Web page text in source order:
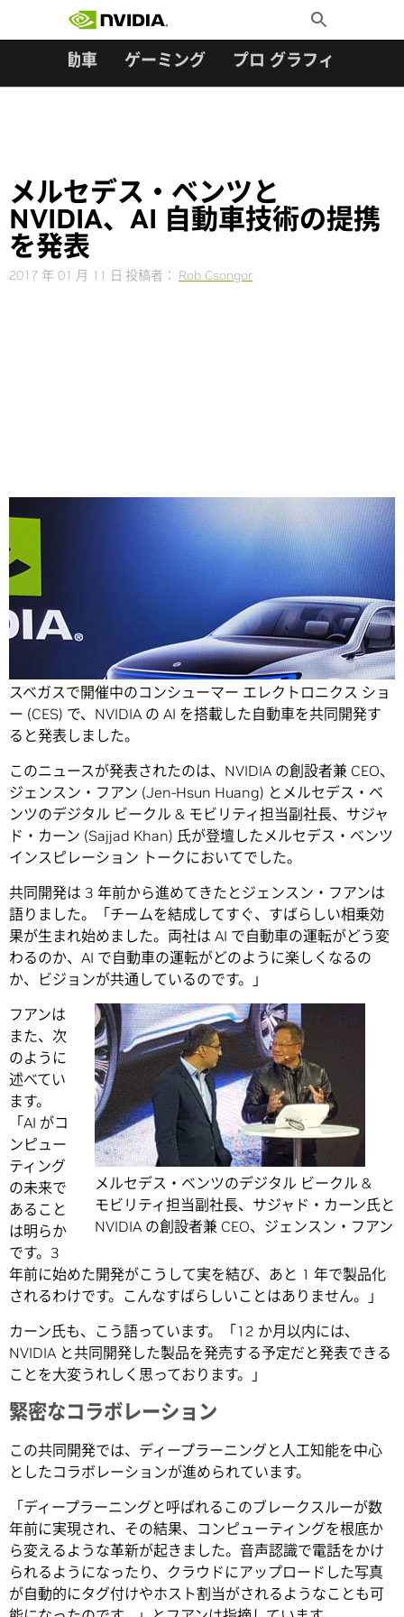
Toggle
Search
自動車 ゲーミング プロ グラフィックス
メルセデス・ベンツと
NVIDIA、AI 自動車技術の提携
を発表
2017 年 01 月 11 日 投稿者： Rob Csongor
Share
メルセデス・ベンツと NVIDIA は、1 月 6 日 (現地時間)、ラ
スベガスで開催中のコンシューマー エレクトロニクス ショ
ー (CES) で、NVIDIA の AI を搭載した自動車を共同開発す
ると発表しました。
このニュースが発表されたのは、NVIDIA の創設者兼 CEO、
ジェンスン・フアン (Jen-Hsun Huang) とメルセデス・ベ
ンツのデジタル ビークル & モビリティ担当副社長、サジャ
ド・カーン (Sajjad Khan) 氏が登壇したメルセデス・ベンツ
インスピレーション トークにおいてでした。
共同開発は 3 年前から進めてきたとジェンスン・フアンは
語りました。「チームを結成してすぐ、すばらしい相乗効
果が生まれ始めました。両社は AI で自動車の運転がどう変
わるのか、AI で自動車の運転がどのように楽しくなるの
か、ビジョンが共通しているのです。」
メルセデス・ベンツのデジタル ビークル &
モビリティ担当副社長、サジャド・カーン氏と
NVIDIA の創設者兼 CEO、ジェンスン・フアン
フアンは
また、次
のように
述べてい
ます。
「AI がコ
ンピュー
ティング
の未来で
あること
は明らか
です。3
年前に始めた開発がこうして実を結び、あと 1 年で製品化
されるわけです。こんなすばらしいことはありません。」
カーン氏も、こう語っています。「12 か月以内には、
NVIDIA と共同開発した製品を発売する予定だと発表できる
ことを大変うれしく思っております。」
緊密なコラボレーション
この共同開発では、ディープラーニングと人工知能を中心
としたコラボレーションが進められています。
「ディープラーニングと呼ばれるこのブレークスルーが数
年前に実現され、その結果、コンピューティングを根底か
ら変えるような革新が起きました。音声認識で電話をかけ
られるようになったり、クラウドにアップロードした写真
が自動的にタグ付けやホスト割当がされるようなことも可